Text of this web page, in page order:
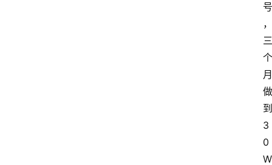
号
，
三
个
月
做
到
3
0
W